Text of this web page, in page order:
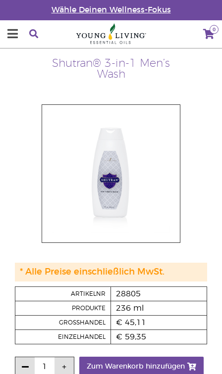
Wähle Deinen Wellness-Fokus
0
Shutran® 3-in-1 Men’s
Wash
ARTIKELNR 28805
PRODUKTE 236 ml
GROSSHANDEL € 45,11
EINZELHANDEL € 59,35
Zum Warenkorb hinzufügen
* Alle Preise einschließlich MwSt.